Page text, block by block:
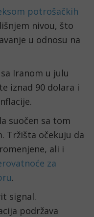
potrošačkih
nivou, što
u odnosu na
Iranom u julu
iznad 90 dolara i
suočen sa tom
Tržišta očekuju da
ali i
za
.
signal.
podržava